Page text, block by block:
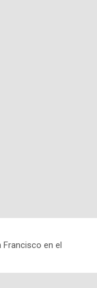
Francisco en el